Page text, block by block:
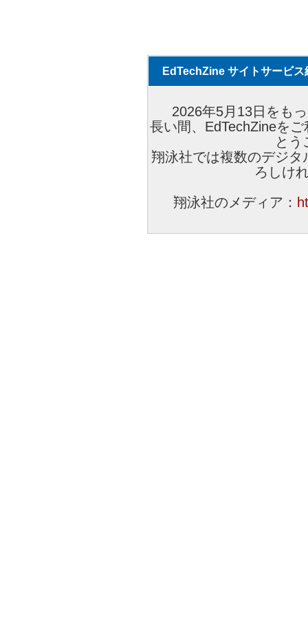
EdTechZine サイトサービス
2026年5月13日をも
長い間、EdTechZineを
とう
翔泳社では複数のデジ
ろしけ
翔泳社のメディア：